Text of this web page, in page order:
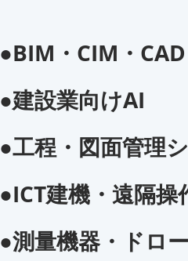
●BIM・CIM・CAD
●建設業向けAI
●工程・図面管理
●ICT建機・遠隔操
●測量機器・ドロ